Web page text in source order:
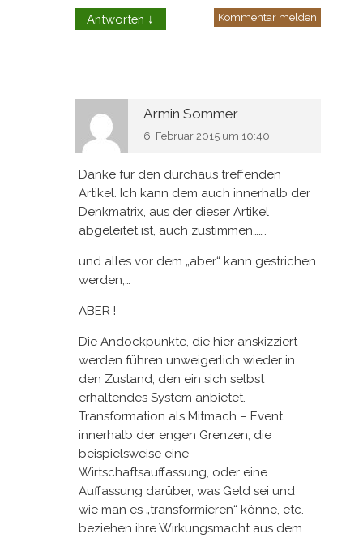
Antworten ↓ Kommentar melden
Armin Sommer
6. Februar 2015 um 10:40
Danke für den durchaus treffenden
Artikel. Ich kann dem auch innerhalb der
Denkmatrix, aus der dieser Artikel
abgeleitet ist, auch zustimmen…….
und alles vor dem „aber“ kann gestrichen
werden,…
ABER !
Die Andockpunkte, die hier anskizziert
werden führen unweigerlich wieder in
den Zustand, den ein sich selbst
erhaltendes System anbietet.
Transformation als Mitmach – Event
innerhalb der engen Grenzen, die
beispielsweise eine
Wirtschaftsauffassung, oder eine
Auffassung darüber, was Geld sei und
wie man es „transformieren“ könne, etc.
beziehen ihre Wirkungsmacht aus dem